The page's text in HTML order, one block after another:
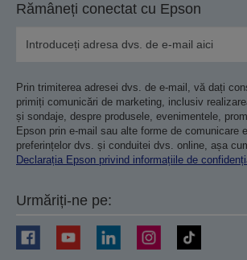
Rămâneți conectat cu Epson
Prin trimiterea adresei dvs. de e-mail, vă dați
primiți comunicări de marketing, inclusiv
și sondaje, despre produsele, evenimentele,
Epson prin e-mail sau alte forme de comunicare
preferințelor dvs. și conduitei dvs. online, așa
Declarația Epson privind informațiile de
Urmăriți-ne pe: